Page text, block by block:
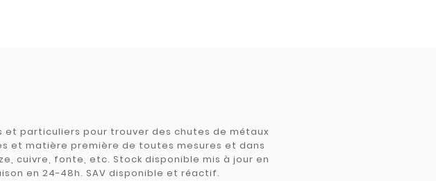
et particuliers pour trouver des chutes de métaux
et matière première de toutes mesures et dans
cuivre, fonte, etc. Stock disponible mis à jour en
en 24-48h. SAV disponible et réactif.